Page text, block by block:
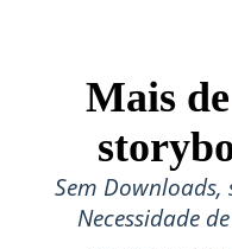
Mais
Sem Downloads,
Necessidade